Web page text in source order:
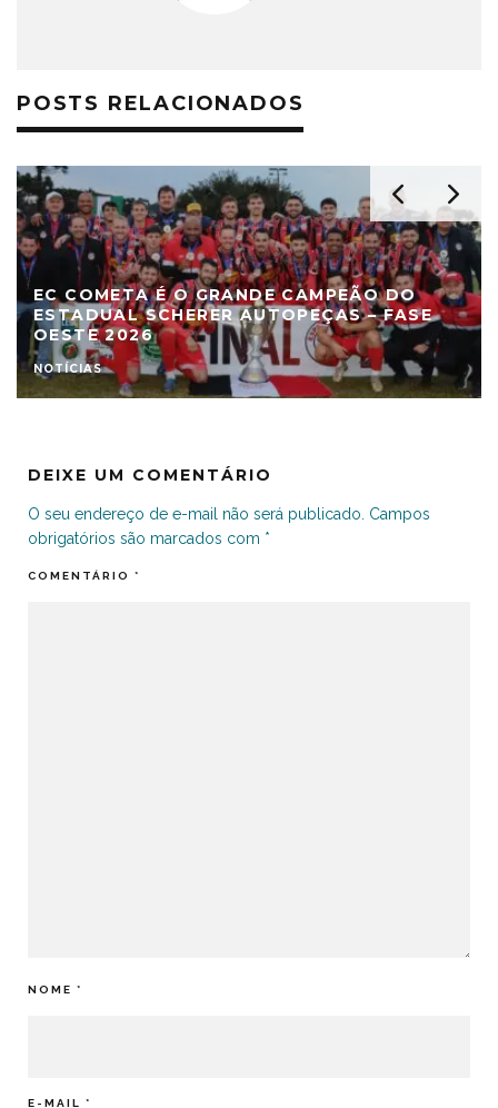
POSTS RELACIONADOS
EC COMETA É O GRANDE CAMPEÃO DO
ESTADUAL SCHERER AUTOPEÇAS – FASE
OESTE 2026
NOTÍCIAS
DEIXE UM COMENTÁRIO
O seu endereço de e-mail não será publicado. Campos
obrigatórios são marcados com *
COMENTÁRIO *
NOME *
E-MAIL *